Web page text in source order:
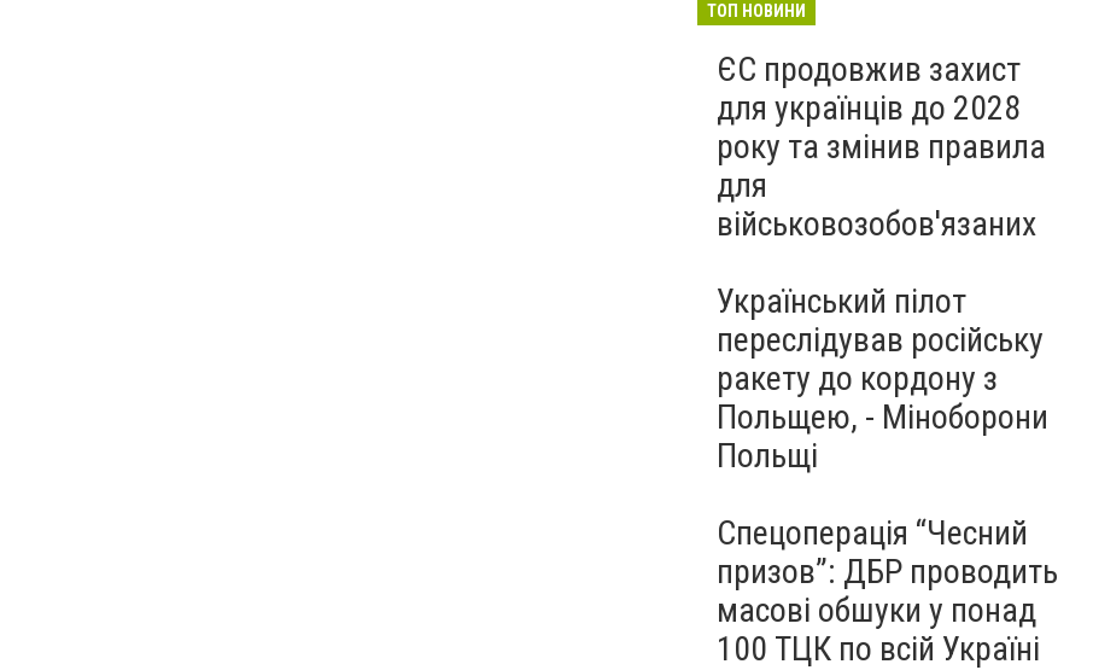
ТОП НОВИНИ
ЄС продовжив захист
для українців до 2028
року та змінив правила
для
військовозобов'язаних
Український пілот
переслідував російську
ракету до кордону з
Польщею, - Міноборони
Польщі
Спецоперація “Чесний
призов”: ДБР проводить
масові обшуки у понад
100 ТЦК по всій Україні